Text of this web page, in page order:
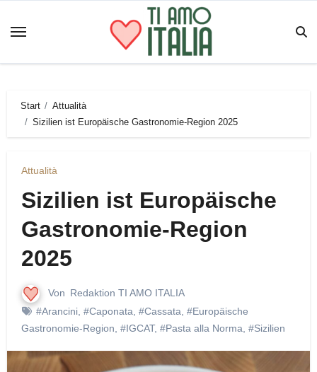
Inhalt
Start
Attualità
Sizilien ist Europäische Gastronomie-Region 2025
Attualità
Sizilien ist Europäische
Gastronomie-Region
2025
Von Redaktion TI AMO ITALIA
#Arancini, #Caponata #Cassata #Europäische
Gastronomie-Region #IGCAT, #Pasta alla Norma #Sizilien